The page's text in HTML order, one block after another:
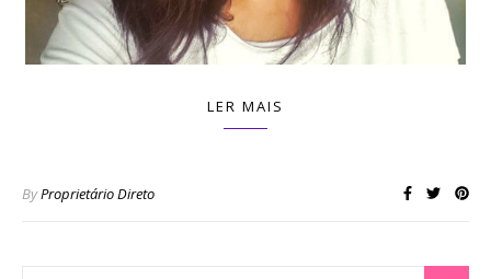
LER MAIS
ByProprietário Direto